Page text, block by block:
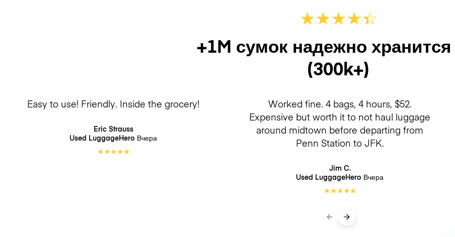
★★★★☆
★
+1M сумок надежно хранится
(300k+)
Easy to use! Friendly. Inside the grocery!
Eric Strauss
Used LuggageHero Вчера
★★★★★
Worked fine. 4 bags, 4 hours, $52.
Expensive but worth it to not haul luggage
around midtown before departing from
Penn Station to JFK.
Jim C.
Used LuggageHero Вчера
★★★★★